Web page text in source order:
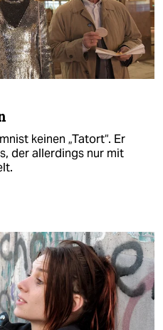
keinen „Tatort“. Er
der allerdings nur mit